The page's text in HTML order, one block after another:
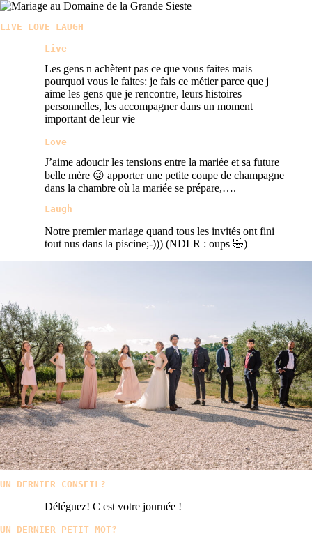
LIVE LOVE LAUGH
Live
Les gens n achètent pas ce que vous faites mais
pourquoi vous le faites: je fais ce métier parce que j
aime les gens que je rencontre, leurs histoires
personnelles, les accompagner dans un moment
important de leur vie
Love
J’aime adoucir les tensions entre la mariée et sa future
belle mère 😜 apporter une petite coupe de champagne
dans la chambre où la mariée se prépare,….
Laugh
Notre premier mariage quand tous les invités ont fini
tout nus dans la piscine;-))) (NDLR : oups 🤣)
UN DERNIER CONSEIL?
Déléguez! C est votre journée !
UN DERNIER PETIT MOT?